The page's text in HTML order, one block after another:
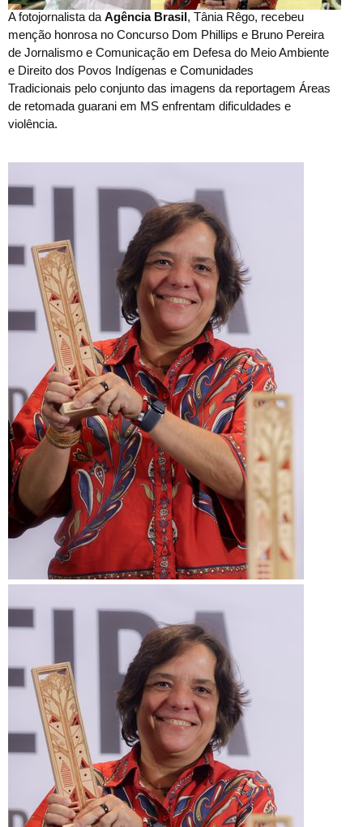
A fotojornalista da Agência Brasil, Tânia Rêgo, recebeu
menção honrosa no Concurso Dom Phillips e Bruno Pereira
de Jornalismo e Comunicação em Defesa do Meio Ambiente
e Direito dos Povos Indígenas e Comunidades
Tradicionais pelo conjunto das imagens da reportagem Áreas
de retomada guarani em MS enfrentam dificuldades e
violência.